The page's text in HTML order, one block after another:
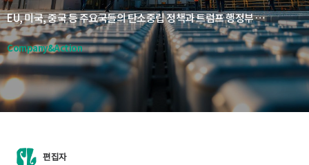
EU, 미국, 중국 등 주요국들의 탄소중립 정책과 트럼프 행정부 이후 불거진 관세부과 등 새로운 '무역전쟁'도 주목해야 한다. 배터리 및 소재 공급망에서 미국이 중국 의존도를 어떤 방향으로 끌고가는지와 EU의 강도높은 탄소배출 제품 대상의 추가 관세 부과 흐름은 LG화학의 글로벌 사업 전략에 영향을 미칠 것으로 보인다.
Company&Action
편집자